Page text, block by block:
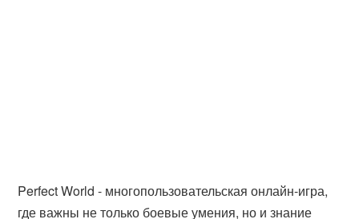
Perfect World - многопользовательская онлайн-игра,
где важны не только боевые умения, но и знание